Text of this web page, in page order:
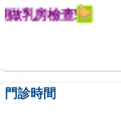
房檢查!
門診時間